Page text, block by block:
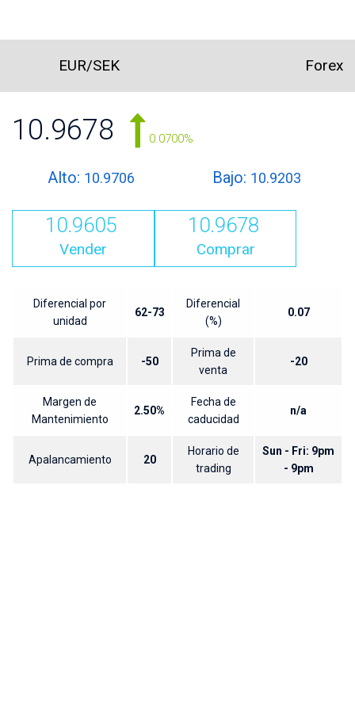
EUR/SEK Forex
10.9678 0.0700%
Alto: 10.9706 Bajo: 10.9203
10.9605
Vender
10.9678
Comprar
Diferencial por
unidad
62-73
Diferencial
(%)
0.07
Prima de compra -50
Prima de
venta
-20
Margen de
Mantenimiento
2.50%
Fecha de
caducidad
n/a
Apalancamiento 20
Horario de
trading
Sun - Fri: 9pm
- 9pm